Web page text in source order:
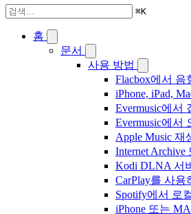
⌘K
홈
문서
사용 방법
Flacbox에서 음
iPhone, iPad,
Evermusic에서
Evermusic에서
Apple Music 재
Internet
Kodi DLNA 서
CarPlay를 사
Spotify에서 로
iPhone 또는